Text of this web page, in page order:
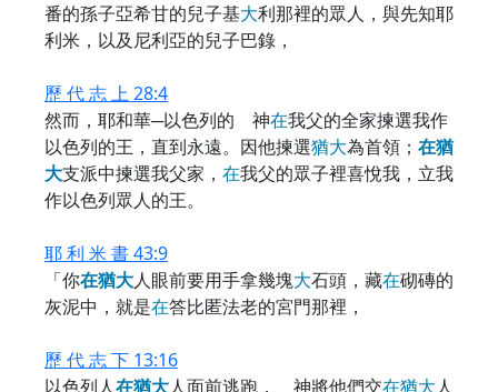
番的孫子亞希甘的兒子基大利那裡的眾人，與先知耶
利米，以及尼利亞的兒子巴錄，
歷 代 志 上 28:4
然而，耶和華─以色列的 神在我父的全家揀選我作
以色列的王，直到永遠。因他揀選猶大為首領； 在猶
大支派中揀選我父家， 在我父的眾子裡喜悅我，立我
作以色列眾人的王。
耶 利 米 書 43:9
「你在猶大人眼前要用手拿幾塊大石頭，藏在砌磚的
灰泥中，就是在答比匿法老的宮門那裡，
歷 代 志 下 13:16
以色列人在猶大人面前逃跑， 神將他們交在猶大人